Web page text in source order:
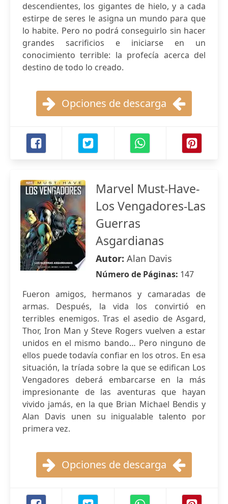
descendientes, los gigantes de hielo, y a cada
estirpe de seres le asigna un mundo para que
lo habite. Pero no podrá conseguirlo sin hacer
grandes sacrificios e iniciarse en un
conocimiento terrible: la profecía acerca del
destino de todo lo creado.
Opciones de descarga
Marvel Must-Have-
Los Vengadores-Las
Guerras
Asgardianas
Autor: Alan Davis
Número de Páginas: 147
Fueron amigos, hermanos y camaradas de
armas. Después, la vida los convirtió en
terribles enemigos. Tras el asedio de Asgard,
Thor, Iron Man y Steve Rogers vuelven a estar
unidos en el mismo bando… Pero ninguno de
ellos puede todavía confiar en los otros. En esa
situación, la tríada sobre la que se edifican Los
Vengadores deberá embarcarse en la más
impresionante de las aventuras que hayan
vivido jamás, en la que Brian Michael Bendis y
Alan Davis unen su inigualable talento por
primera vez.
Opciones de descarga